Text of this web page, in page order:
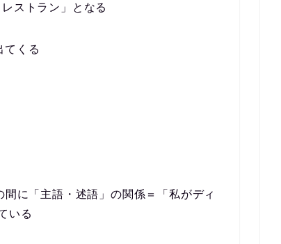
ストラン」となる
くる
に「主語・述語」の関係＝「私がディ
いる